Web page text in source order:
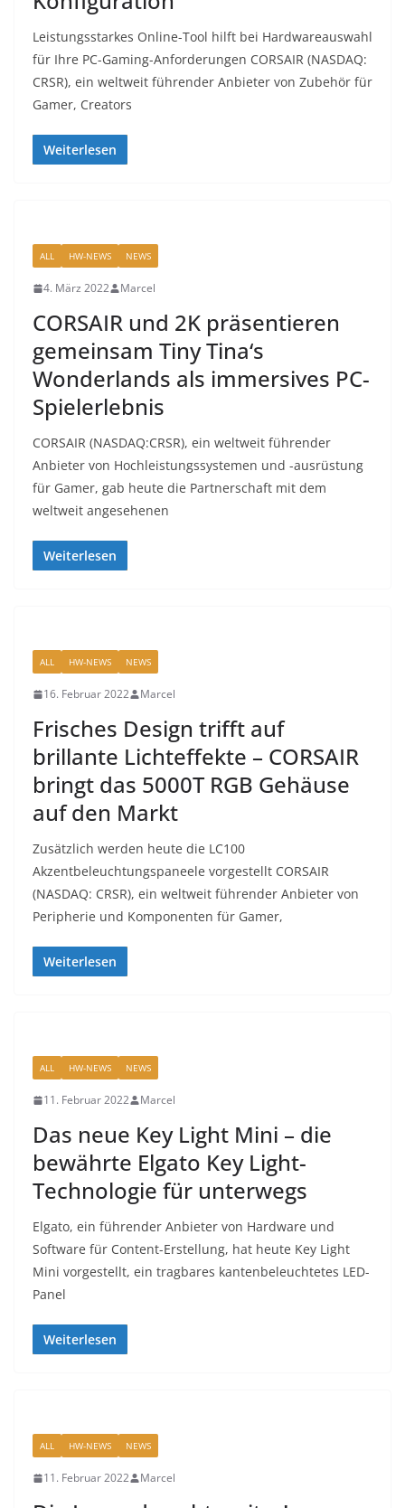
Leistungsstarkes Online-Tool hilft bei Hardwareauswahl
für Ihre PC-Gaming-Anforderungen CORSAIR (NASDAQ:
CRSR), ein weltweit führender Anbieter von Zubehör für
Gamer, Creators
Weiterlesen
ALL HW-NEWS NEWS
4. März 2022 Marcel
CORSAIR und 2K präsentieren
gemeinsam Tiny Tina‘s
Wonderlands als immersives PC-
Spielerlebnis
CORSAIR (NASDAQ:CRSR), ein weltweit führender
Anbieter von Hochleistungssystemen und -ausrüstung
für Gamer, gab heute die Partnerschaft mit dem
weltweit angesehenen
Weiterlesen
ALL HW-NEWS NEWS
16. Februar 2022 Marcel
Frisches Design trifft auf
brillante Lichteffekte – CORSAIR
bringt das 5000T RGB Gehäuse
auf den Markt
Zusätzlich werden heute die LC100
Akzentbeleuchtungspaneele vorgestellt CORSAIR
(NASDAQ: CRSR), ein weltweit führender Anbieter von
Peripherie und Komponenten für Gamer,
Weiterlesen
ALL HW-NEWS NEWS
11. Februar 2022 Marcel
Das neue Key Light Mini – die
bewährte Elgato Key Light-
Technologie für unterwegs
Elgato, ein führender Anbieter von Hardware und
Software für Content-Erstellung, hat heute Key Light
Mini vorgestellt, ein tragbares kantenbeleuchtetes LED-
Panel
Weiterlesen
ALL HW-NEWS NEWS
11. Februar 2022 Marcel